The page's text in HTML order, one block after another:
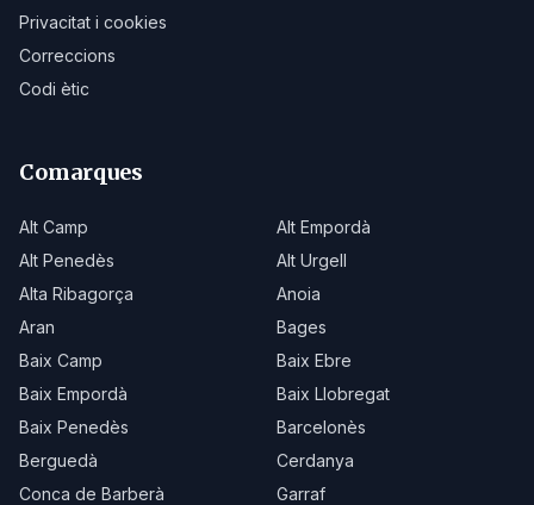
Privacitat i cookies
Correccions
Codi ètic
Comarques
Alt Camp
Alt Empordà
Alt Penedès
Alt Urgell
Alta Ribagorça
Anoia
Aran
Bages
Baix Camp
Baix Ebre
Baix Empordà
Baix Llobregat
Baix Penedès
Barcelonès
Berguedà
Cerdanya
Conca de Barberà
Garraf